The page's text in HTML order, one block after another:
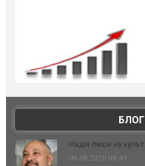
Надія лише на культ
06.08.2026 08:49